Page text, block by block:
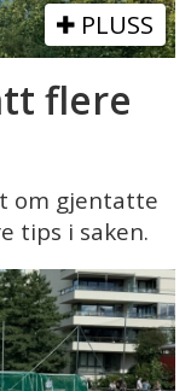
PLUSS
flere
om gjentatte
tips i saken.